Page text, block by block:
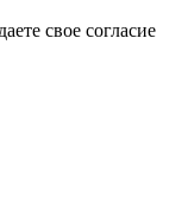
свое согласие